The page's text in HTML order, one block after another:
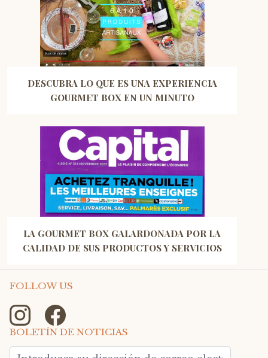
DESCUBRA LO QUE ES UNA EXPERIENCIA
GOURMET BOX EN UN MINUTO
LA GOURMET BOX GALARDONADA POR LA
CALIDAD DE SUS PRODUCTOS Y SERVICIOS
FOLLOW US
BOLETÍN DE NOTICIAS
Dirección de email